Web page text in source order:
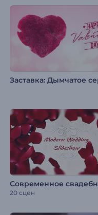
20 сцен